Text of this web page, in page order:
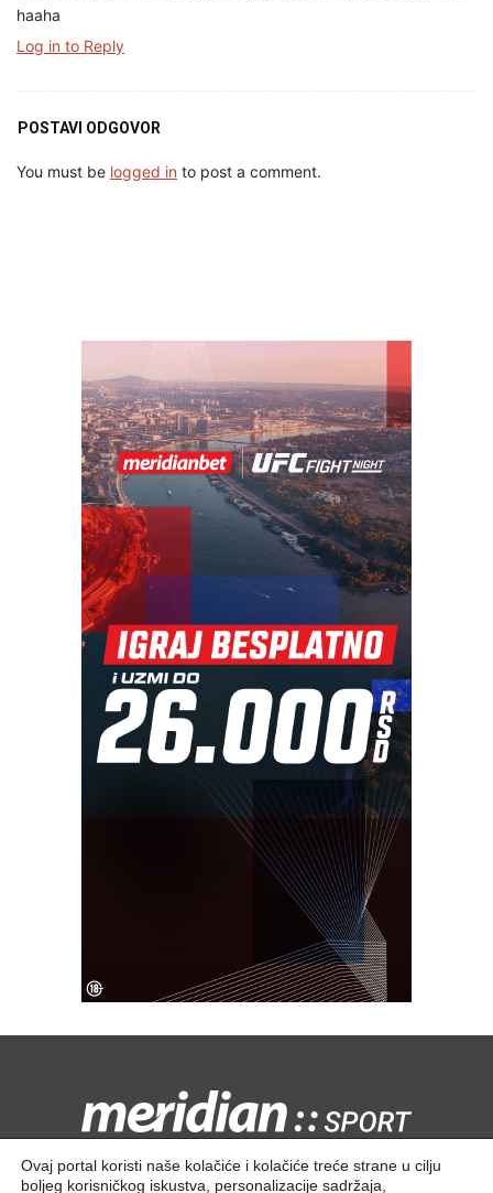
haaha
Log in to Reply
POSTAVI ODGOVOR
You must be logged in to post a comment.
Kontaktirajte nas:redakcija@meridiansport.rs
Ovaj portal koristi naše kolačiće i kolačiće treće strane u cilju
boljeg korisničkog iskustva, personalizacije sadržaja,